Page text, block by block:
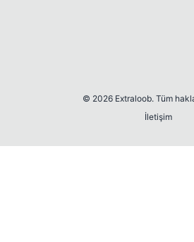
© 2026 Extraloob. Tüm
İletişim